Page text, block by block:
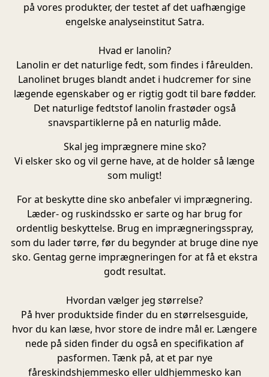
på vores produkter, der testet af det uafhængige
engelske analyseinstitut Satra.
Hvad er lanolin?
Lanolin er det naturlige fedt, som findes i fåreulden.
Lanolinet bruges blandt andet i hudcremer for sine
lægende egenskaber og er rigtig godt til bare fødder.
Det naturlige fedtstof lanolin frastøder også
snavspartiklerne på en naturlig måde.
Skal jeg imprægnere mine sko?
Vi elsker sko og vil gerne have, at de holder så længe
som muligt!
For at beskytte dine sko anbefaler vi imprægnering.
Læder- og ruskindssko er sarte og har brug for
ordentlig beskyttelse. Brug en imprægneringsspray,
som du lader tørre, før du begynder at bruge dine nye
sko. Gentag gerne imprægneringen for at få et ekstra
godt resultat.
Hvordan vælger jeg størrelse?
På hver produktside finder du en størrelsesguide,
hvor du kan læse, hvor store de indre mål er. Længere
nede på siden finder du også en specifikation af
pasformen. Tænk på, at et par nye
fåreskindshjemmesko eller uldhjemmesko kan